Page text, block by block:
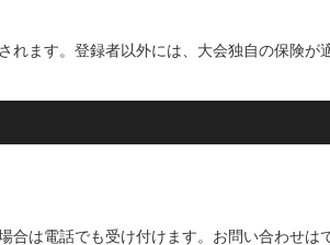
れます。登録者以外には、大会独自の保険が
は電話でも受け付けます。お問い合わせ